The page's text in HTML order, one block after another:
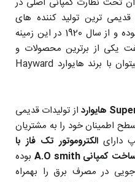
ترین تولید کننده های
تجهیزات ورزش های آبی در دنیا بوده و از سال 1920 در این زمینه
یکی از برترین محصولات و
تکنولوژی ها در زمینه استخر را میتوان با برند هایوارد Hayward
از تولیدات قدیمی
اطمینان خود را به مشتریان
دارایالکتروموتور تک فاز با
بوده
در مصرف برق را بهمراه